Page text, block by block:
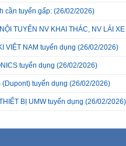
cần tuyển gấp: (26/02/2026)
TUYỂN NV KHAI THÁC, NV LÁI
VIỆT NAM tuyển dụng (26/02/2026)
tuyển dụng (26/02/2026)
tuyển dụng (26/02/2026)
BỊ UMW tuyển dụng (26/02/2026)